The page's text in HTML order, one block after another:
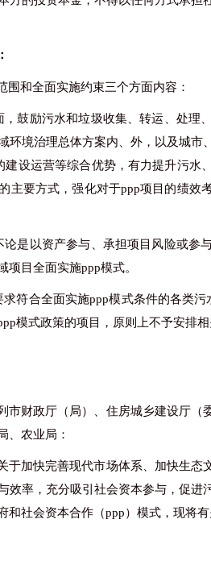
和全面实施约束三个方面内容：
，鼓励污水和垃圾收集、转运、处理
环境治理总体方案内、外，以及城
建设运营等综合优势，有力提升污水
主要方式，强化对于ppp项目的绩效
论是以资产参与、承担项目风险或参
项目全面实施ppp模式。
求符合全面实施ppp模式条件的各类
模式政策的项目，原则上不予安排相
市财政厅（局）、住房城乡建设厅
、农业局：
于加快完善现代市场体系、加快生态
效率，充分吸引社会资本参与，促进
和社会资本合作（ppp）模式，现将